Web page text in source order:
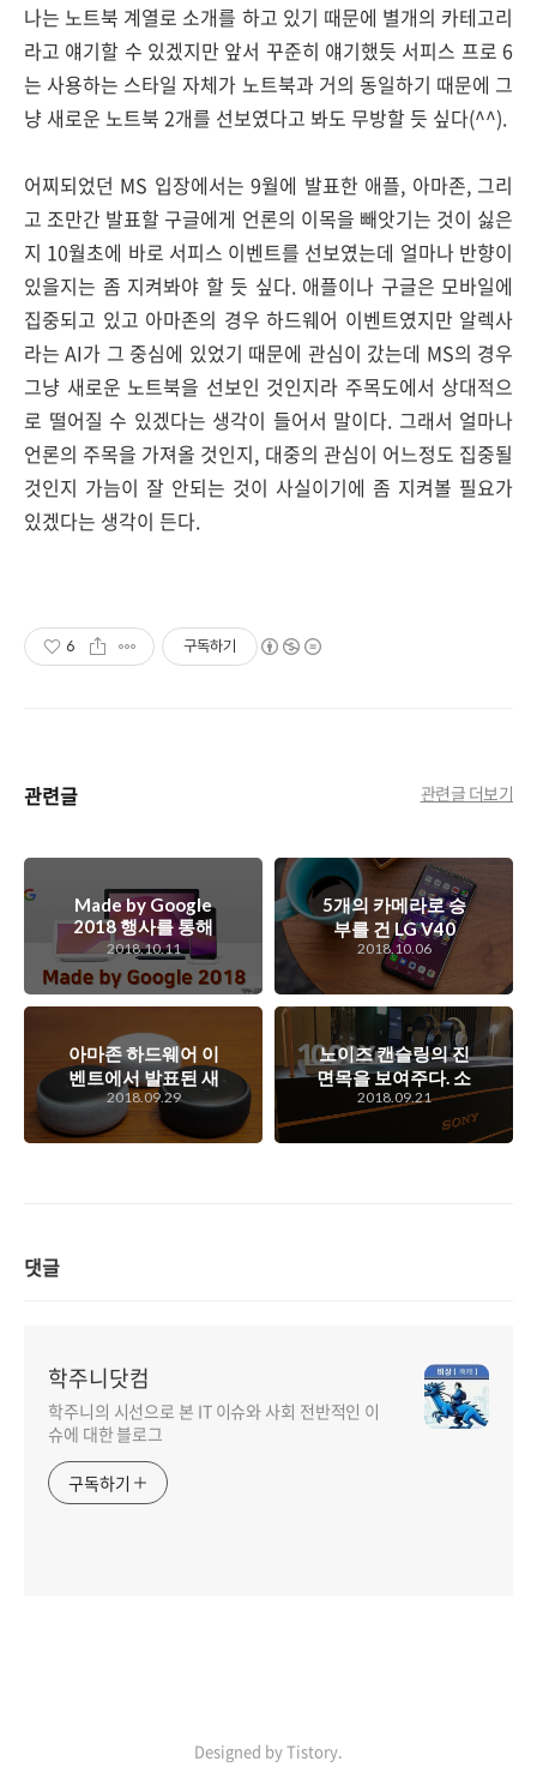
나는 노트북 계열로 소개를 하고 있기 때문에 별개의 카테고리
라고 얘기할 수 있겠지만 앞서 꾸준히 얘기했듯 서피스 프로 6
는 사용하는 스타일 자체가 노트북과 거의 동일하기 때문에 그
냥 새로운 노트북 2개를 선보였다고 봐도 무방할 듯 싶다(^^).
어찌되었던 MS 입장에서는 9월에 발표한 애플, 아마존, 그리
고 조만간 발표할 구글에게 언론의 이목을 빼앗기는 것이 싫은
지 10월초에 바로 서피스 이벤트를 선보였는데 얼마나 반향이
있을지는 좀 지켜봐야 할 듯 싶다. 애플이나 구글은 모바일에
집중되고 있고 아마존의 경우 하드웨어 이벤트였지만 알렉사
라는 AI가 그 중심에 있었기 때문에 관심이 갔는데 MS의 경우
그냥 새로운 노트북을 선보인 것인지라 주목도에서 상대적으
로 떨어질 수 있겠다는 생각이 들어서 말이다. 그래서 얼마나
언론의 주목을 가져올 것인지, 대중의 관심이 어느정도 집중될
것인지 가늠이 잘 안되는 것이 사실이기에 좀 지켜볼 필요가
있겠다는 생각이 든다.
6 구독하기
관련글 관련글 더보기
Made by Google
2018 행사를 통해
살펴본 구글의 전략
과 픽셀 3, 구글 홈
허브, 픽셀 슬레이트
2018.10.11
5개의 카메라로 승
부를 건 LG V40
ThinQ에 대한 간단
한 이야기
2018.10.06
아마존 하드웨어 이
벤트에서 발표된 새
로운 알렉사 하드웨
어들
2018.09.29
노이즈 캔슬링의 진
면목을 보여주다. 소
니의 무선 헤드폰,
WH-1000XM3 신
제품 출시 행사 스케
2018.09.21
댓글
학주니닷컴
학주니의 시선으로 본 IT 이슈와 사회 전반적인 이
슈에 대한 블로그
구독하기
Designed by Tistory.